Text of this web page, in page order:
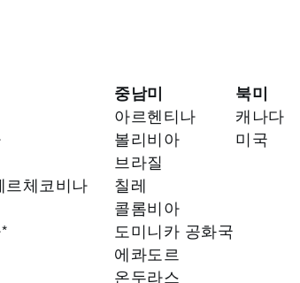
중남미
북미
아르헨티나
캐나다
볼리비아
미국
브라질
르체코비나
칠레
콜롬비아
도미니카 공화국
에콰도르
온두라스